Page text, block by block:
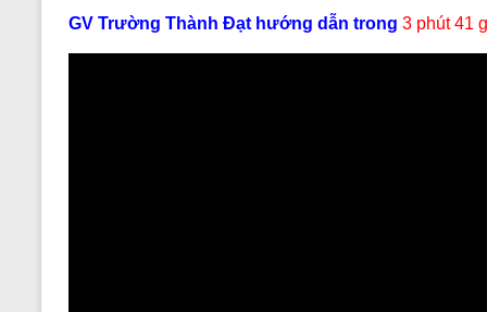
GV Trường Thành Đạt hướng dẫn trong 3 phút 41